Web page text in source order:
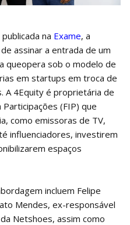
na Exame, a
assinar a entrada de um
queopera sob o modelo de
em startups em troca de
A 4Equity é proprietária de
(FIP) que
como emissoras de TV,
influenciadores, investirem
espaços
incluem Felipe
Mendes, ex-responsável
Netshoes, assim como